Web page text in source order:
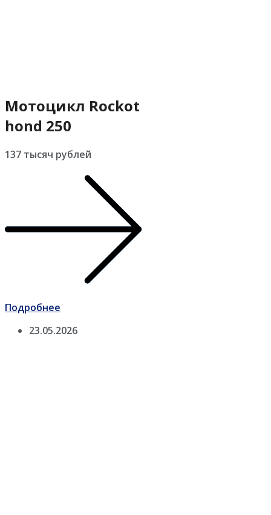
Мотоцикл Rockot
hond 250
137 тысяч рублей
Подробнее
23.05.2026